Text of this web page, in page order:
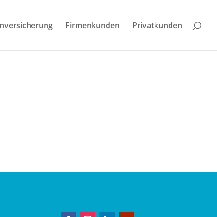
Firmenkunden Privatkunden